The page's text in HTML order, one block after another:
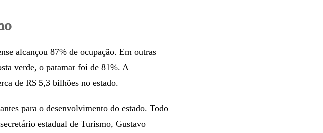
alcançou 87% de ocupação. Em outras
verde, o patamar foi de 81%. A
de R$ 5,3 bilhões no estado.
para o desenvolvimento do estado. Todo
estadual de Turismo, Gustavo